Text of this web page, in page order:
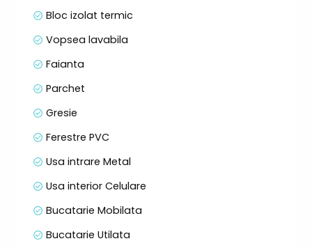
Bloc izolat termic
Vopsea lavabila
Faianta
Parchet
Gresie
Ferestre PVC
Usa intrare Metal
Usa interior Celulare
Bucatarie Mobilata
Bucatarie Utilata